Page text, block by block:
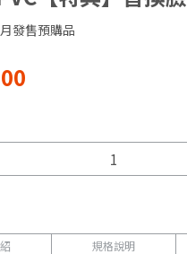
發售預購品
規格說明